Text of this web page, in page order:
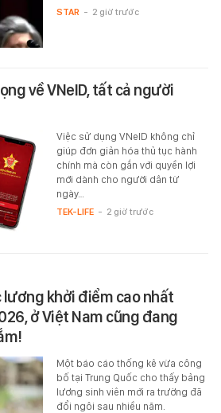
STAR - 2 giờ trước
về VNeID, tất cả người
Việc sử dụng VNeID không chỉ
giúp đơn giản hóa thủ tục hành
chính mà còn gắn với quyền lợi
mới dành cho người dân từ
ngày…
TEK-LIFE - 2 giờ trước
lương khởi điểm cao nhất
ở Việt Nam cũng đang
Một báo cáo thống kê vừa công
bố tại Trung Quốc cho thấy bảng
lương sinh viên mới ra trường đã
đổi ngôi sau nhiều năm.